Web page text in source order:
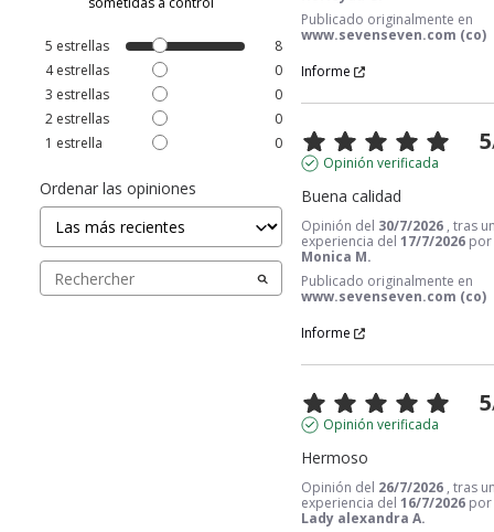
5 estrellas
8
4estrellas
0
3 estrellas
0
2 estrellas
0
1 estrella 0
Ordenar las opiniones
Publicado originalmente en
www.sevenseven.com (co)
Informe
5
Opinión verificada
Buena calidad
Opinión del 30/7/2026, tras
experiencia del17/7/2026 por
Monica M.
Publicado originalmente en
www.sevenseven.com (co)
Informe
5
Opinión verificada
Hermoso
Opinión del 26/7/2026, tras
experiencia del16/7/2026 por
Lady alexandra A.